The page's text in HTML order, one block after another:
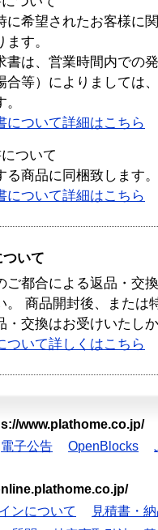
に希望されたお客様に
ます。
書は、営業時間内での
合等）によりましては
について詳細はこちら
ついて
る商品に同梱致します。
について詳細はこちら
いて
ご都合による返品・交
。 商品開封後、または
・交換はお受けいたし
ついて詳しくはこちら
www.plathome.co.jp/
電子公告 OpenBlocks
ンについて
見積書・